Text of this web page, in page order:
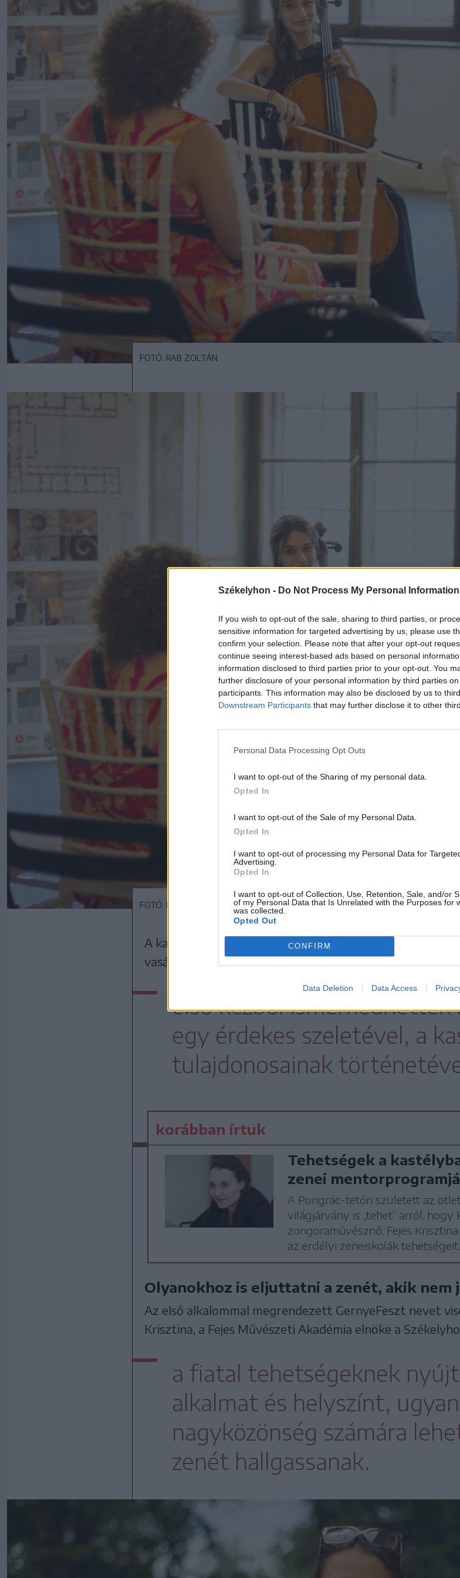
Székelyhon - Do Not Process My Personal Information
If you wish to opt-out of the sale, sharing to third parties, or
sensitive information for targeted advertising by us, please use
confirm your selection. Please note that after your opt-out
continue seeing interest-based ads based on personal
information disclosed to third parties prior to your opt-out. You
further disclosure of your personal information by third parties on
participants. This information may also be disclosed by us to
Downstream Participants that may further disclose it to other
Personal Data Processing Opt Outs
I want to opt-out of the Sharing of my personal data.
Opted In
I want to opt-out of the Sale of my Personal Data.
Opted In
I want to opt-out of processing my Personal Data for
Advertising.
Opted In
I want to opt-out of Collection, Use, Retention, Sale, and/or
of my Personal Data that Is Unrelated with the Purposes for
was collected.
Opted Out
CONFIRM
Data Deletion Data Access
FOTÓ: RAB ZOLTÁN
FOTÓ: RAB ZOLTÁN
A kastély tulajdonosa, gróf Teleki Kálmán által
vasárnap Gernyeszegre érkezők, akik
első kézből
egy érdekes szeletével, a
tulajdonosainak
korábban írtuk
Tehetségek a
zenei
A Pongrác-tetőn született az
világjárvány is „tehet” arról,
zongoraművésznő, Fejes
az erdélyi zeneiskolák tehetségeit.
Olyanokhoz is eljuttatni a zenét, akik nem
Az első alkalommal megrendezett GernyeFeszt nevet
Krisztina, a Fejes Művészeti Akadémia elnöke a
a fiatal tehetségeknek
alkalmat és helyszínt,
nagyközönség számára
zenét hallgassanak.